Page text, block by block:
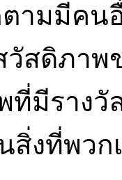
ตามมีคน
สดิภาพ
ที่มีราง
สิ่งที่พว